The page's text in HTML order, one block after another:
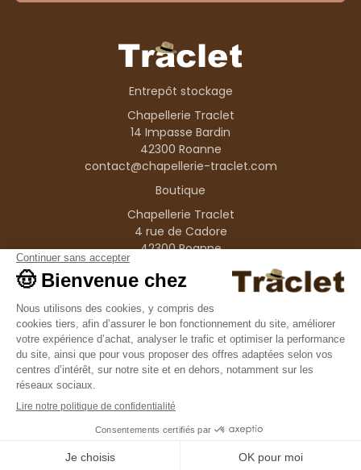
Entrepôt stockage
Chapellerie Traclet
14 Impasse Bardin
42300 Roanne
contact@chapellerie-traclet.com
Boutique
Chapellerie Traclet
4 rue de Cadore
42300 Roanne
Produits
Nos marques